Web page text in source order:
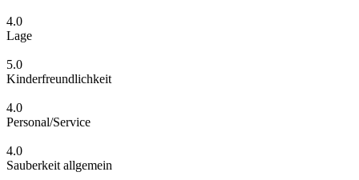
4.0
Lage
5.0
Kinderfreundlichkeit
4.0
Personal/Service
4.0
Sauberkeit allgemein